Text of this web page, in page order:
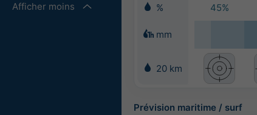
Afficher moins
%
45%
mm
20 km
Prévision maritime / surf